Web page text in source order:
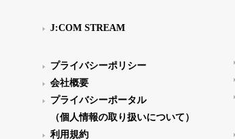
J:COM STREAM
プライバシーポリシー
会社概要
プライバシーポータル
（個人情報の取り扱いについて）
利用規約